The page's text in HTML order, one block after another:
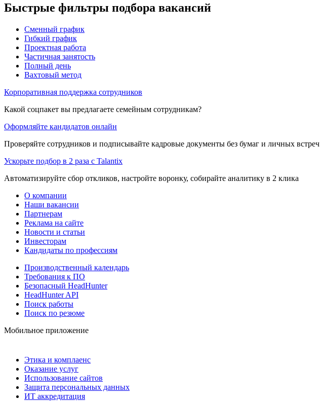
Быстрые фильтры подбора вакансий
Сменный график
Гибкий график
Проектная работа
Частичная занятость
Полный день
Вахтовый метод
Корпоративная поддержка сотрудников
Какой соцпакет вы предлагаете семейным сотрудникам?
Оформляйте кандидатов онлайн
Проверяйте сотрудников и подписывайте кадровые документы без бумаг и личных встреч
Ускорьте подбор в 2 раза с Talantix
Автоматизируйте сбор откликов, настройте воронку, собирайте аналитику в 2 клика
О компании
Наши вакансии
Партнерам
Реклама на сайте
Новости и статьи
Инвесторам
Кандидаты по профессиям
Производственный календарь
Требования к ПО
Безопасный HeadHunter
HeadHunter API
Поиск работы
Поиск по резюме
Мобильное приложение
Этика и комплаенс
Оказание услуг
Использование сайтов
Защита персональных данных
ИТ аккредитация